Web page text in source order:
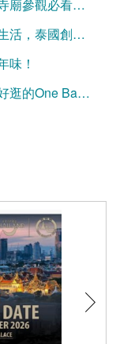
【曼谷大皇宮與鄭王廟、臥佛寺等重要寺廟參觀必看】服裝規定與官方網站購票資訊
【不可錯過的曼谷設計週】讓設計走進生活，泰國創意大爆發
味！
【曼谷最新地標】桑倫夜市原址化身為好逛的One Bangkok